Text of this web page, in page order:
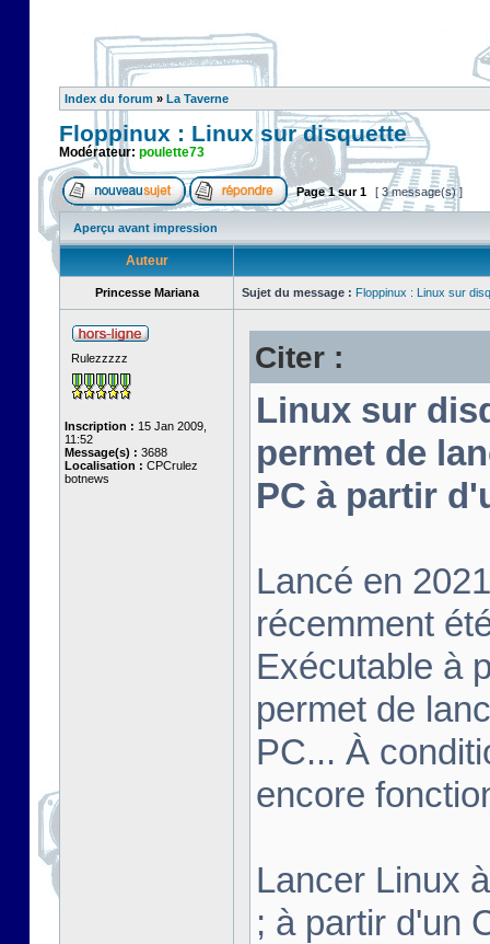
Index du forum » La Taverne
Floppinux : Linux sur disquette
Modérateur: poulette73
Page1sur1 [ 3 message(s) ]
Aperçu avant impression
Auteur
Princesse Mariana Sujet du message : Floppinux : Linux sur
Rulezzzzz
Inscription : 15 Jan 2009,
11:52
Message(s) : 3688
Localisation : CPCrulez
botnews
Citer :
Linux sur
permet de
PC à partir
Lancé en
récemment
Exécutable à
permet de
PC... À
encore
Lancer Linux
; à partir d'un